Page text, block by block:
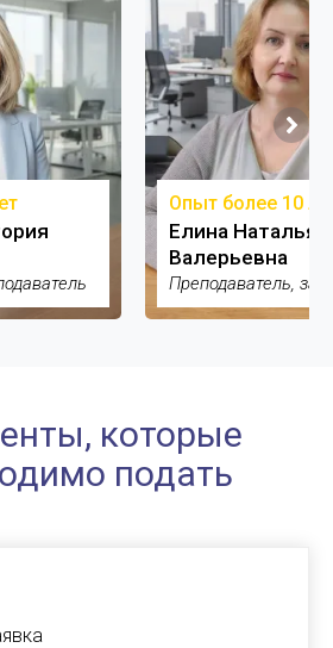
Опыт более 10
Елина Наталья
Валерьевна
Преподаватель,
которые
подать